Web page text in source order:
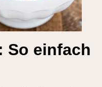
So einfach